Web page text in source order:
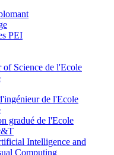
PEI
of Science de l'Ecole
de l'Ecole
gradué de l'Ecole
Intelligence and
Computing